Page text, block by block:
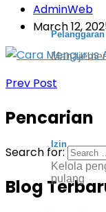
Pelanggaran
Izin
Kelola
pulang
AdminWeb
March 12,
Prev Post
Pencarian
Search for:
Blog